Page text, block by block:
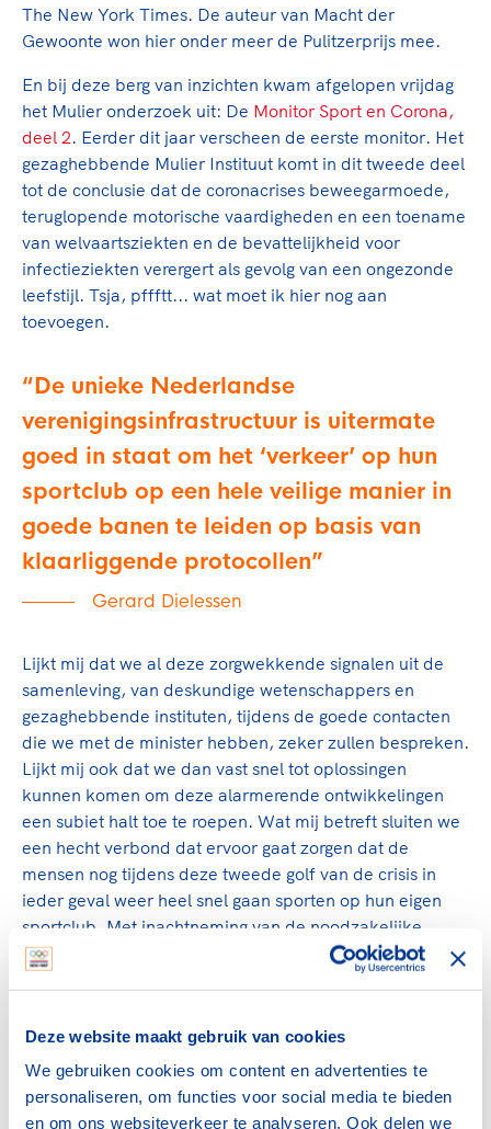
Deze website maakt gebruik van cookies
We gebruiken cookies om content en advertenties te
personaliseren, om functies voor social media te bieden
en om ons websiteverkeer te analyseren. Ook delen we
The New York Times. De auteur van Macht der
Gewoonte won hier onder meer de Pulitzerprijs mee.
En bij deze berg van inzichten kwam afgelopen vrijdag
het Mulier onderzoek uit: De Monitor Sport en Corona,
deel 2. Eerder dit jaar verscheen de eerste monitor. Het
gezaghebbende Mulier Instituut komt in dit tweede deel
tot de conclusie dat de coronacrises beweegarmoede,
teruglopende motorische vaardigheden en een toename
van welvaartsziekten en de bevattelijkheid voor
infectieziekten verergert als gevolg van een ongezonde
leefstijl. Tsja, pffftt... wat moet ik hier nog aan
toevoegen.
De unieke Nederlandse
verenigingsinfrastructuur is uitermate
goed in staat om het ‘verkeer’ op hun
sportclub op een hele veilige manier in
goede banen te leiden op basis van
klaarliggende protocollen
Gerard Dielessen
Lijkt mij dat we al deze zorgwekkende signalen uit de
samenleving, van deskundige wetenschappers en
gezaghebbende instituten, tijdens de goede contacten
die we met de minister hebben, zeker zullen bespreken.
Lijkt mij ook dat we dan vast snel tot oplossingen
kunnen komen om deze alarmerende ontwikkelingen
een subiet halt toe te roepen. Wat mij betreft sluiten we
een hecht verbond dat ervoor gaat zorgen dat de
mensen nog tijdens deze tweede golf van de crisis in
ieder geval weer heel snel gaan sporten op hun eigen
sportclub. Met inachtneming van de noodzakelijke
veiligheidsmaatregelen vanzelfsprekend. Ook wij van de
Drempels snel wegnemen
Sporten op je eigen club kan natuurlijk uitstekend. De
unieke Nederlandse verenigingsinfrastructuur is